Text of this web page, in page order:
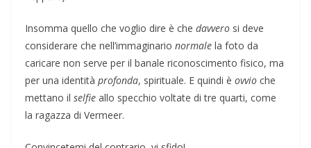
Insomma quello che voglio dire è che davvero si deve
considerare che nell’immaginario normale la foto da
caricare non serve per il banale riconoscimento fisico, ma
per una identità profonda, spirituale. E quindi è ovvio che
mettano il selfie allo specchio voltate di tre quarti, come
la ragazza di Vermeer.